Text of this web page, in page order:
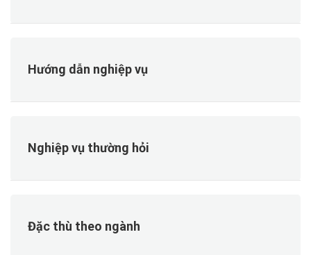
Hướng dẫn nghiệp vụ
Nghiệp vụ thường hỏi
Đặc thù theo ngành